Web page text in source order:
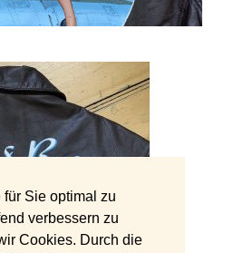
Sie optimal zu
verbessern zu
Cookies. Durch die